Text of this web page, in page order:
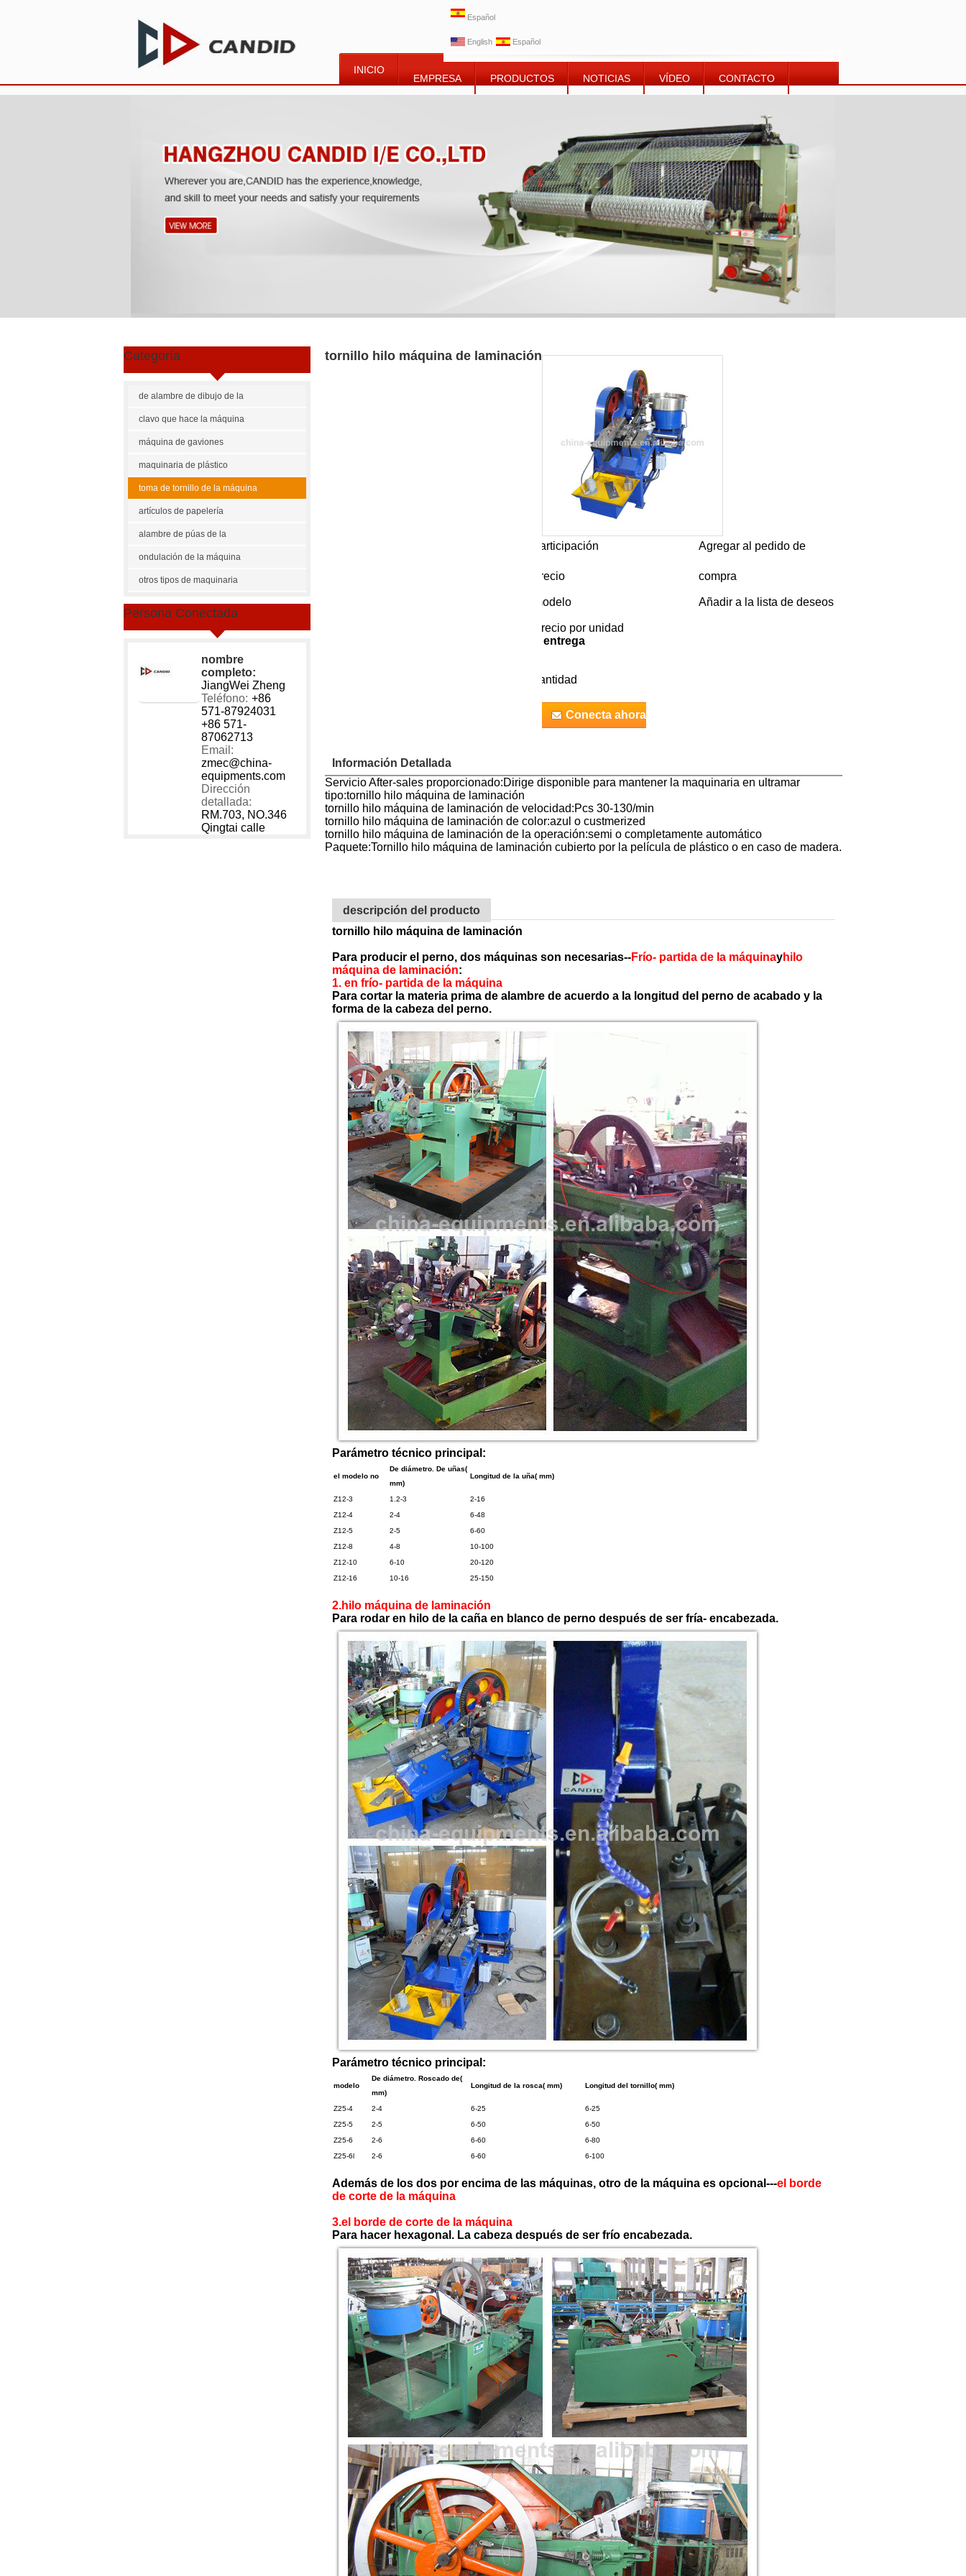
Español
English Español
INICIO
EMPRESA PRODUCTOS NOTICIAS VÍDEO CONTACTO
Categoría
de alambre de dibujo de la
máquina
clavo que hace la máquina
máquina de gaviones
maquinaria de plástico
toma de tornillo de la máquina
artículos de papelería
maquinaria
alambre de púas de la
máquina
ondulación de la máquina
otros tipos de maquinaria
Persona Conectada
nombre
completo:
JiangWei Zheng
Teléfono: +86
571-87924031
+86 571-
87062713
Email:
zmec@china-
equipments.com
Dirección
detallada:
RM.703, NO.346
Qingtai calle
tornillo hilo máquina de laminación
participación
precio
modelo
Precio por unidad
plazo de entrega
cantidad
Agregar al pedido de
compra
Conecta ahora
Añadir a la lista de deseos
Información Detallada
Servicio After-sales proporcionado:Dirige disponible para mantener la maquinaria en ultramar
tipo:tornillo hilo máquina de laminación
tornillo hilo máquina de laminación de velocidad:Pcs 30-130/min
tornillo hilo máquina de laminación de color:azul o custmerized
tornillo hilo máquina de laminación de la operación:semi o completamente automático
Paquete:Tornillo hilo máquina de laminación cubierto por la película de plástico o en caso de madera.
descripción del producto
tornillo hilo máquina de laminación
Para producir el perno, dos máquinas son necesarias--Frío- partida de la máquinayhilo
máquina de laminación:
1. en frío- partida de la máquina
Para cortar la materia prima de alambre de acuerdo a la longitud del perno de acabado y la
forma de la cabeza del perno.
Parámetro técnico principal:
el modelo no
De diámetro. De uñas(
mm)
Longitud de la uña( mm)
Z12-3 1.2-3
2-16
Z12-4
2-4
6-48
Z12-5
2-5
6-60
Z12-8
4-8
10-100
Z12-10
6-10
20-120
Z12-16
10-16 25-150
2.hilo máquina de laminación
Para rodar en hilo de la caña en blanco de perno después de ser fría- encabezada.
Parámetro técnico principal:
modelo
De diámetro. Roscado de(
mm)
Longitud de la rosca( mm) Longitud del tornillo( mm)
Z25-4 2-4 6-25
6-25
Z25-5
2-5 6-50
6-50
Z25-6
2-6 6-60
6-80
Z25-6l
2-6 6-60 6-100
Además de los dos por encima de las máquinas, otro de la máquina es opcional---el borde
de corte de la máquina
3.el borde de corte de la máquina
Para hacer hexagonal. La cabeza después de ser frío encabezada.